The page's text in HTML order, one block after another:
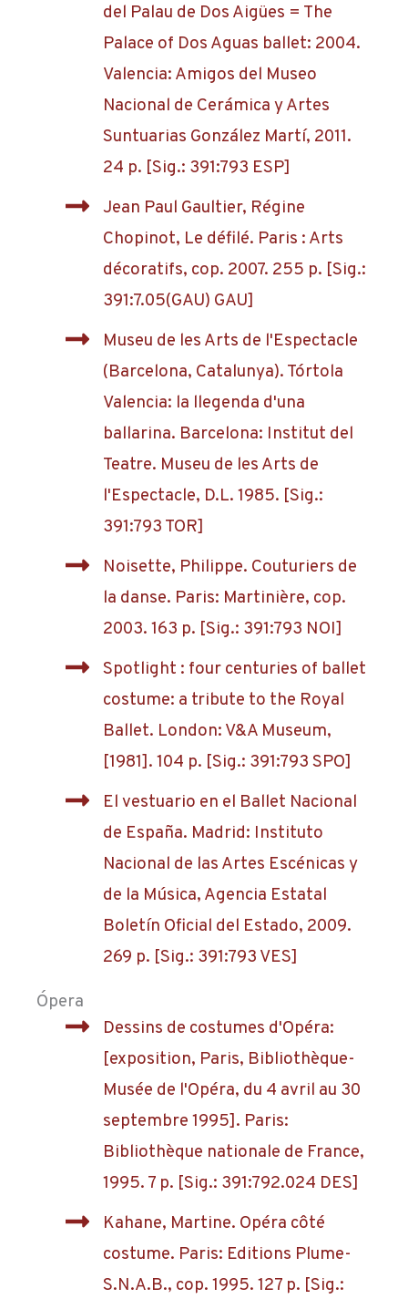
del Palau de Dos Aigües = The
Palace of Dos Aguas ballet: 2004.
Valencia: Amigos del Museo
Nacional de Cerámica y Artes
Suntuarias González Martí, 2011.
24 p. [Sig.: 391:793 ESP]
Jean Paul Gaultier, Régine
Chopinot, Le défilé. Paris : Arts
décoratifs, cop. 2007. 255 p. [Sig.:
391:7.05(GAU) GAU]
Museu de les Arts de l'Espectacle
(Barcelona, Catalunya). Tórtola
Valencia: la llegenda d'una
ballarina. Barcelona: Institut del
Teatre. Museu de les Arts de
l'Espectacle, D.L. 1985. [Sig.:
391:793 TOR]
Noisette, Philippe. Couturiers de
la danse. Paris: Martinière, cop.
2003. 163 p. [Sig.: 391:793 NOI]
Spotlight : four centuries of ballet
costume: a tribute to the Royal
Ballet. London: V&A Museum,
[1981]. 104 p. [Sig.: 391:793 SPO]
El vestuario en el Ballet Nacional
de España. Madrid: Instituto
Nacional de las Artes Escénicas y
de la Música, Agencia Estatal
Boletín Oficial del Estado, 2009.
269 p. [Sig.: 391:793 VES]
Ópera
Dessins de costumes d'Opéra:
[exposition, Paris, Bibliothèque-
Musée de l'Opéra, du 4 avril au 30
septembre 1995]. Paris:
Bibliothèque nationale de France,
1995. 7 p. [Sig.: 391:792.024 DES]
Kahane, Martine. Opéra côté
costume. Paris: Editions Plume-
S.N.A.B., cop. 1995. 127 p. [Sig.: